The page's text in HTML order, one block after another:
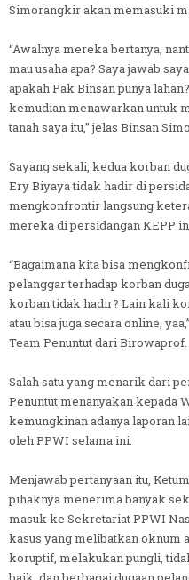
Simorangkir akan memasuki
“Awalnya mereka bertanya,
mau usaha apa? Saya jawab
apakah Pak Binsan punya
kemudian menawarkan untuk
tanah saya itu,” jelas Binsan
Sayang sekali, kedua korban
Ery Biyaya tidak hadir di
mengkonfrontir langsung
mereka di persidangan KEPP
“Bagaimana kita bisa
pelanggar terhadap korban
korban tidak hadir? Lain kali
atau bisa juga secara online,
Team Penuntut dari Birowaprof.
Salah satu yang menarik dari
Penuntut menanyakan kepada
kemungkinan adanya laporan
oleh PPWI selama ini.
Menjawab pertanyaan itu,
pihaknya menerima banyak
masuk ke Sekretariat PPWI
kasus yang melibatkan oknum
koruptif, melakukan pungli,